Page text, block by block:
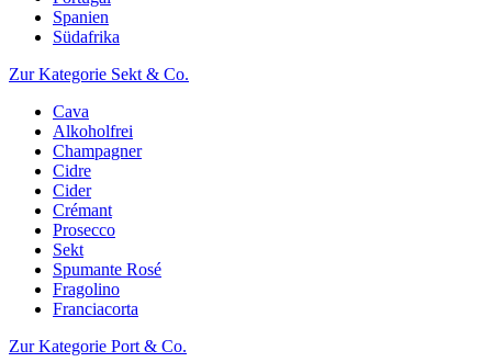
Spanien
Südafrika
Zur Kategorie Sekt & Co.
Cava
Alkoholfrei
Champagner
Cidre
Cider
Crémant
Prosecco
Sekt
Spumante Rosé
Fragolino
Franciacorta
Zur Kategorie Port & Co.